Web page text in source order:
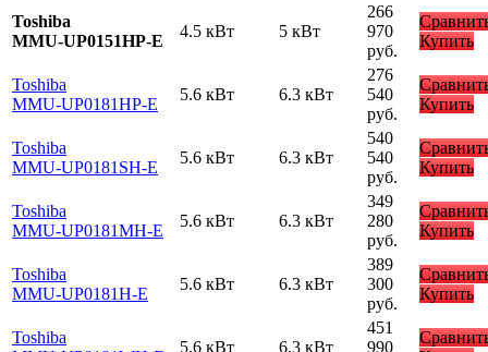
Toshiba
MMU-UP0151HP-E
4.5 кВт 5 кВт
266
970
руб.
Купить
Toshiba
MMU-UP0181HP-E
5.6 кВт 6.3 кВт
276
540
руб.
Купить
Toshiba
MMU-UP0181SH-E
5.6 кВт 6.3 кВт
540
540
руб.
Купить
Toshiba
MMU-UP0181MH-E
5.6 кВт 6.3 кВт
349
280
руб.
Купить
Toshiba
MMU-UP0181H-E
5.6 кВт 6.3 кВт
389
300
руб.
Купить
Toshiba
5.6 кВт 6.3 кВт
451
990